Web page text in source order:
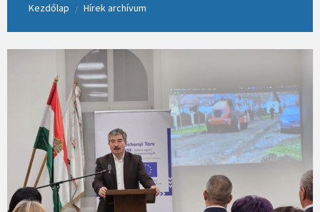
Kezdőlap / Hírek archívum